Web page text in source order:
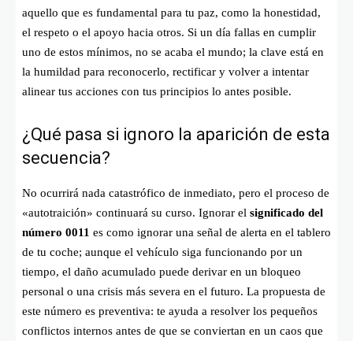
aquello que es fundamental para tu paz, como la honestidad,
el respeto o el apoyo hacia otros. Si un día fallas en cumplir
uno de estos mínimos, no se acaba el mundo; la clave está en
la humildad para reconocerlo, rectificar y volver a intentar
alinear tus acciones con tus principios lo antes posible.
¿Qué pasa si ignoro la aparición de esta
secuencia?
No ocurrirá nada catastrófico de inmediato, pero el proceso de
«autotraición» continuará su curso. Ignorar el significado del
número 0011 es como ignorar una señal de alerta en el tablero
de tu coche; aunque el vehículo siga funcionando por un
tiempo, el daño acumulado puede derivar en un bloqueo
personal o una crisis más severa en el futuro. La propuesta de
este número es preventiva: te ayuda a resolver los pequeños
conflictos internos antes de que se conviertan en un caos que